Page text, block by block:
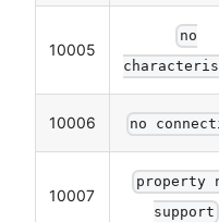
10005
no
10006 no
10007
property
support